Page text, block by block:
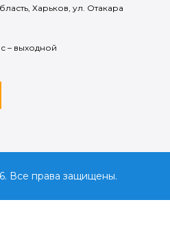
Харьков, ул. Отакара
– выходной
Все права защищены.